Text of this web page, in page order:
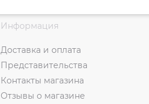
Информация
Доставка и оплата
Представительства
Контакты магазина
Отзывы о магазине